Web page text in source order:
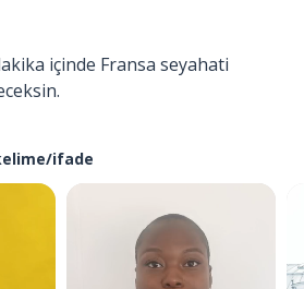
içinde Fransa seyahati
ifade